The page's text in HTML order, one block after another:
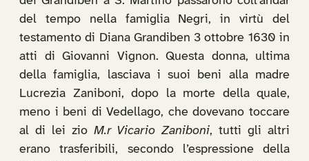
del tempo nella famiglia Negri, in virtù del
testamento di Diana Grandiben 3 ottobre 1630 in
atti di Giovanni Vignon. Questa donna, ultima
della famiglia, lasciava i suoi beni alla madre
Lucrezia Zaniboni, dopo la morte della quale,
meno i beni di Vedellago, che dovevano toccare
al di lei zio M.r Vicario Zaniboni, tutti gli altri
erano trasferibili, secondo l’espressione della